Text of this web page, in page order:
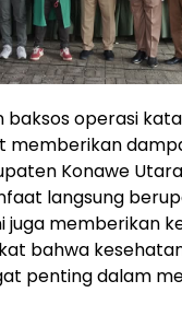
baksos operasi
memberikan
Konawe
langsung
juga memberikan
bahwa
penting dalam